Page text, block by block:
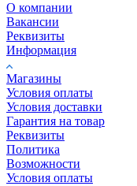
О компании
Вакансии
Реквизиты
Информация
Магазины
Условия оплаты
Условия доставки
Гарантия на товар
Реквизиты
Политика
Возможности
Условия оплаты